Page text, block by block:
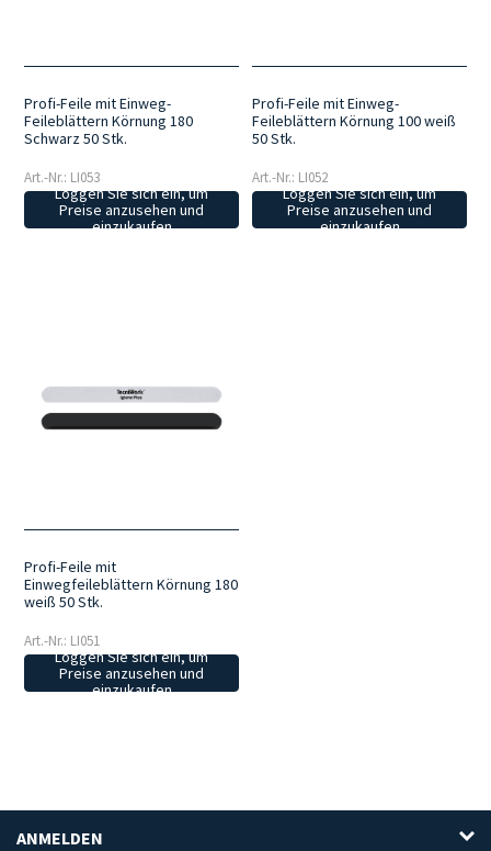
Profi-Feile mit Einweg-
Feileblättern Körnung 180
Schwarz 50 Stk.
Art.-Nr.: LI053
Loggen Sie sich ein, um
Preise anzusehen und
einzukaufen
Profi-Feile mit Einweg-
Feileblättern Körnung 100 weiß
50 Stk.
Art.-Nr.: LI052
Loggen Sie sich ein, um
Preise anzusehen und
einzukaufen
Profi-Feile mit
Einwegfeileblättern Körnung 180
weiß 50 Stk.
Art.-Nr.: LI051
Loggen Sie sich ein, um
Preise anzusehen und
einzukaufen
ANMELDEN